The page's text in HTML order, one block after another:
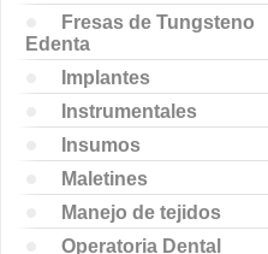
Fresas de Tungsteno
Edenta
Implantes
Instrumentales
Insumos
Maletines
Manejo de tejidos
Operatoria Dental